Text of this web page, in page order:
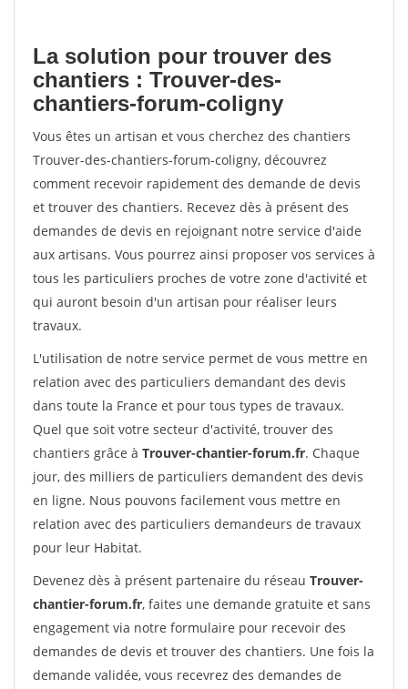
La solution pour trouver des
chantiers : Trouver-des-
chantiers-forum-coligny
Vous êtes un artisan et vous cherchez des chantiers
Trouver-des-chantiers-forum-coligny, découvrez
comment recevoir rapidement des demande de devis
et trouver des chantiers. Recevez dès à présent des
demandes de devis en rejoignant notre service d'aide
aux artisans. Vous pourrez ainsi proposer vos services à
tous les particuliers proches de votre zone d'activité et
qui auront besoin d'un artisan pour réaliser leurs
travaux.
L'utilisation de notre service permet de vous mettre en
relation avec des particuliers demandant des devis
dans toute la France et pour tous types de travaux.
Quel que soit votre secteur d'activité, trouver des
chantiers grâce à Trouver-chantier-forum.fr. Chaque
jour, des milliers de particuliers demandent des devis
en ligne. Nous pouvons facilement vous mettre en
relation avec des particuliers demandeurs de travaux
pour leur Habitat.
Devenez dès à présent partenaire du réseau Trouver-
chantier-forum.fr, faites une demande gratuite et sans
engagement via notre formulaire pour recevoir des
demandes de devis et trouver des chantiers. Une fois la
demande validée, vous recevrez des demandes de